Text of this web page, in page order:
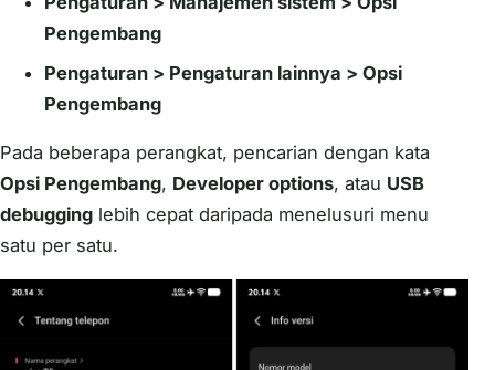
Pengembang
Pengaturan > Pengaturan lainnya > Opsi
Pengembang
Pada beberapa perangkat, pencarian dengan kata
Opsi Pengembang, Developer options, atau USB
debugging lebih cepat daripada menelusuri menu
satu per satu.